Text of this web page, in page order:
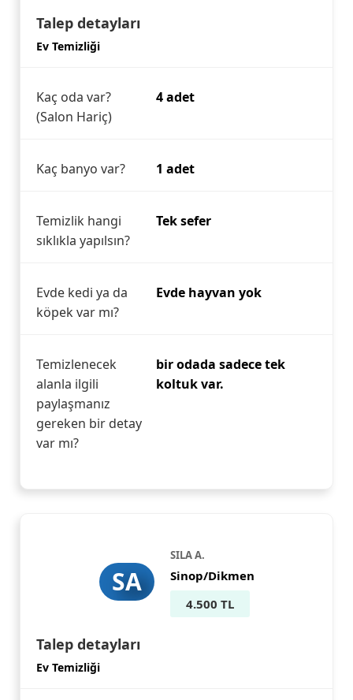
Talep detayları
Ev Temizliği
Kaç oda var?
(Salon Hariç)
4 adet
Kaç banyo var? 1 adet
Temizlik hangi
sıklıkla yapılsın?
Tek sefer
Evde kedi ya da
köpek var mı?
Evde hayvan yok
Temizlenecek
alanla ilgili
paylaşmanız
gereken bir detay
var mı?
bir odada sadece tek
koltuk var.
SA
SILA A.
Sinop/Dikmen
4.500 TL
Talep detayları
Ev Temizliği